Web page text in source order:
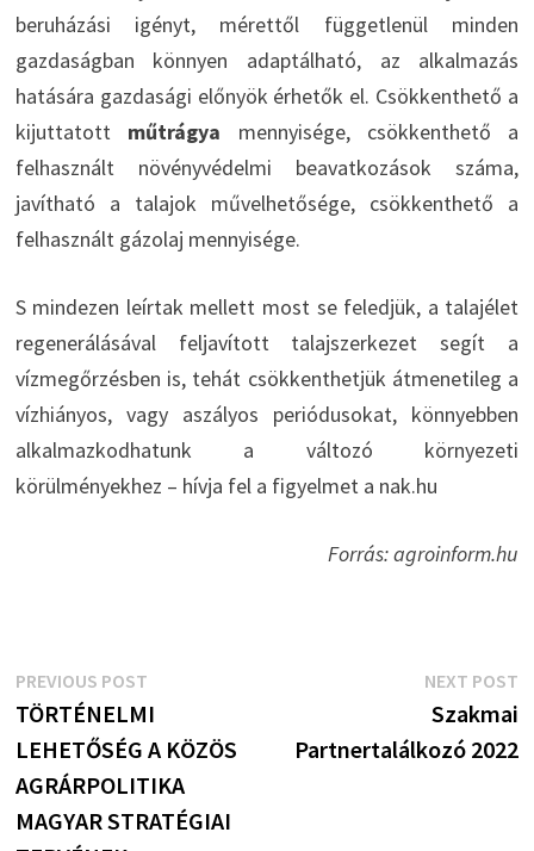
beruházási igényt, mérettől függetlenül minden
gazdaságban könnyen adaptálható, az alkalmazás
hatására gazdasági előnyök érhetők el. Csökkenthető a
kijuttatott műtrágya mennyisége, csökkenthető a
felhasznált növényvédelmi beavatkozások száma,
javítható a talajok művelhetősége, csökkenthető a
felhasznált gázolaj mennyisége.
S mindezen leírtak mellett most se feledjük, a talajélet
regenerálásával feljavított talajszerkezet segít a
vízmegőrzésben is, tehát csökkenthetjük átmenetileg a
vízhiányos, vagy aszályos periódusokat, könnyebben
alkalmazkodhatunk a változó környezeti
körülményekhez – hívja fel a figyelmet a nak.hu
Forrás: agroinform.hu
Bejegyzés
navigáció
PREVIOUS POSTPrevious
post:
TÖRTÉNELMI
LEHETŐSÉG A KÖZÖS
AGRÁRPOLITIKA
MAGYAR STRATÉGIAI
NEXT POST
Szakmai
Partnertalálkozó 2022